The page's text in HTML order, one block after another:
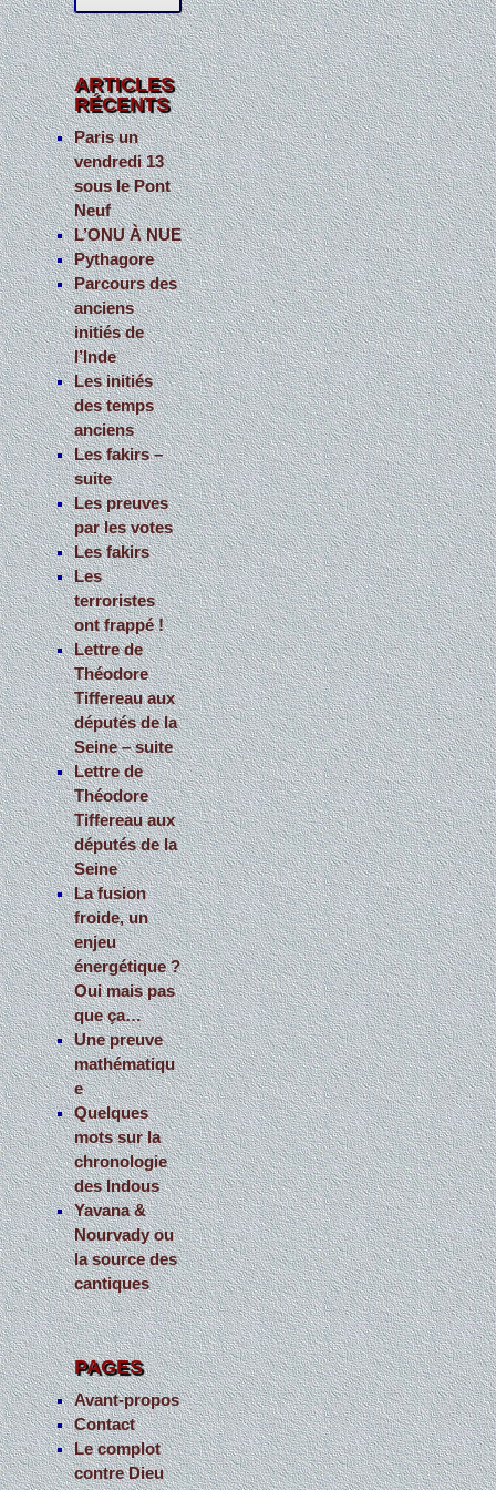
c
h
e
r
c
h
e
r
:
ARTICLES
RÉCENTS
Paris un
vendredi 13
sous le Pont
Neuf
L’ONU À NUE
Pythagore
Parcours des
anciens
initiés de
l’Inde
Les initiés
des temps
anciens
Les fakirs –
suite
Les preuves
par les votes
Les fakirs
Les
terroristes
ont frappé !
Lettre de
Théodore
Tiffereau aux
députés de la
Seine – suite
Lettre de
Théodore
Tiffereau aux
députés de la
Seine
La fusion
froide, un
enjeu
énergétique ?
Oui mais pas
que ça…
Une preuve
mathématiqu
e
Quelques
mots sur la
chronologie
des Indous
Yavana &
Nourvady ou
la source des
cantiques
PAGES
Avant-propos
Contact
Le complot
contre Dieu